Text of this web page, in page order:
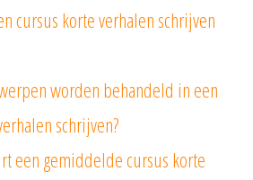
cursus korte verhalen schrijven
worden behandeld in een
schrijven?
een gemiddelde cursus korte